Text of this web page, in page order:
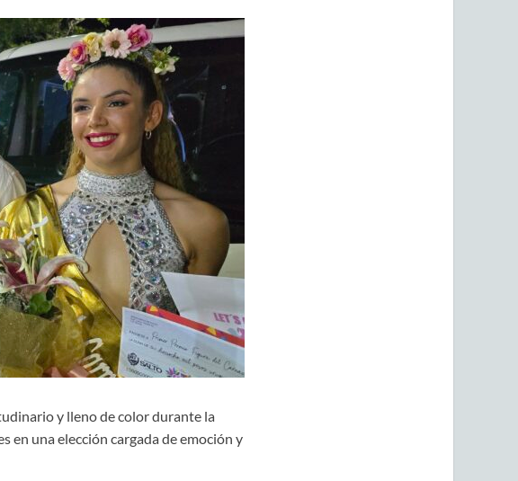
y lleno de color durante la
en una elección cargada de emoción y